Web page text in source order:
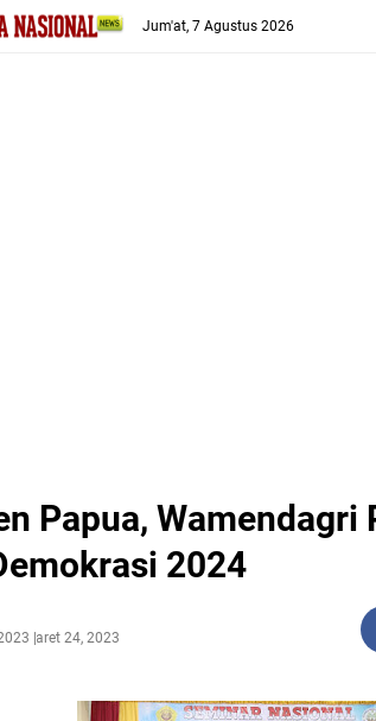
Jum'at, 7 Agustus 2026
Papua, Wamendagri
2024
Maret 24, 2023